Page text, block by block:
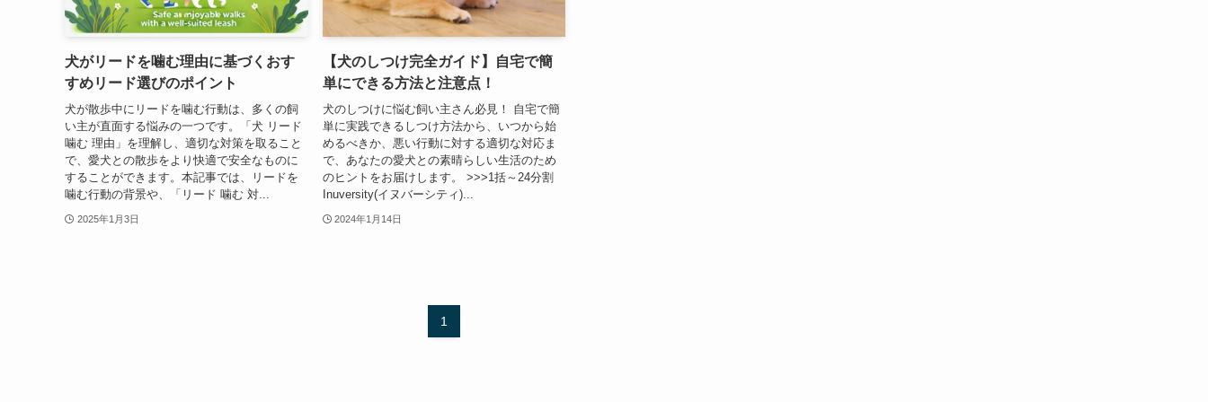
犬がリードを噛む理由に基づくおす
すめリード選びのポイント
犬が散歩中にリードを噛む行動は、多くの飼
い主が直面する悩みの一つです。「犬 リード
噛む 理由」を理解し、適切な対策を取ること
で、愛犬との散歩をより快適で安全なものに
することができます。本記事では、リードを
噛む行動の背景や、「リード 噛む 対...
2025年1月3日
【犬のしつけ完全ガイド】自宅で簡
単にできる方法と注意点！
犬のしつけに悩む飼い主さん必見！ 自宅で簡
単に実践できるしつけ方法から、いつから始
めるべきか、悪い行動に対する適切な対応ま
で、あなたの愛犬との素晴らしい生活のため
のヒントをお届けします。 >>>1括～24分割
Inuversity(イヌバーシティ)...
2024年1月14日
1